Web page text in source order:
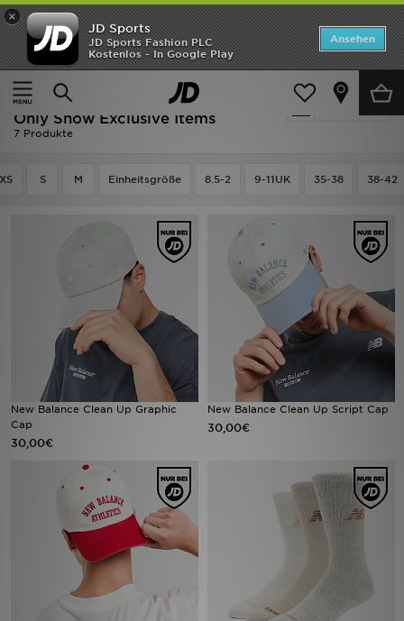
×
JD Sports
JD Sports Fashion PLC
Kostenlos - In Google Play
Ansehen
Startseite
Herren Herren Accessoires
verfeinern
New Balance Herren Accessoires -
Only Show Exclusive Items
7 Produkte
XS S M Einheitsgröße 8.5-2 9-11UK 35-38 38-42
New Balance Clean Up Graphic
Cap
30,00€
New Balance Clean Up Script Cap
30,00€
Startseite
ANGEBOTE
Marken
Bestsellers
JD Exklusives
Fußball
Sport
Lade Die APP
Geschenkkarte
Filialfinder
Mein JD